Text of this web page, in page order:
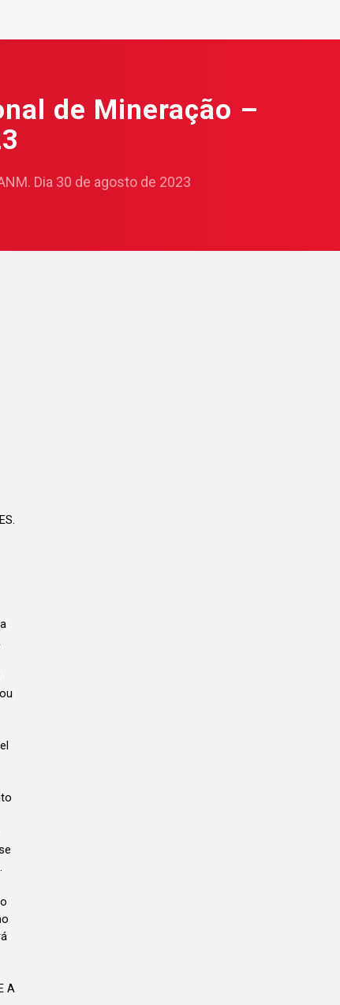
de Mineração –
Dia 30 de agosto de 2023